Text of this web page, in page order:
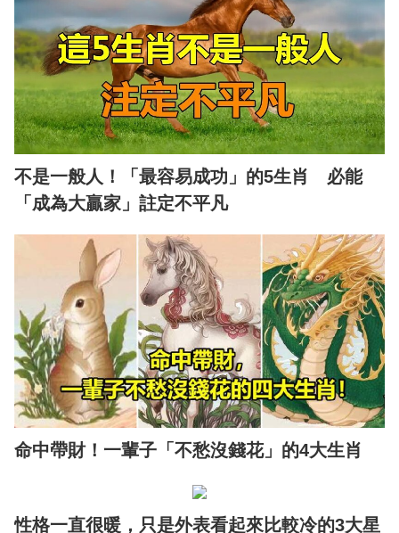
不是一般人！「最容易成功」的5生肖 必能
「成為大贏家」註定不平凡
命中帶財！一輩子「不愁沒錢花」的4大生肖
性格一直很暖，只是外表看起來比較冷的3大星